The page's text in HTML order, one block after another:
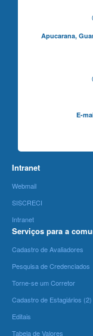
Apucarana,
E-
Intranet
Webmail
SISCRECI
Intranet
Serviços para a
Cadastro de Avaliadores
Pesquisa de Credenciados
Torne-se um Corretor
Cadastro de Estagiários (2)
Editais
Tabela de Valores